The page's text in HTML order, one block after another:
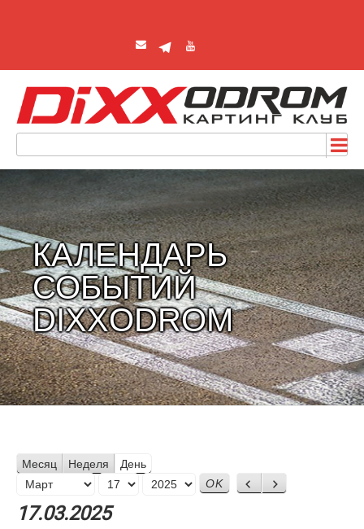
КАЛЕНДАРЬ
СОБЫТИЙ
DIXXODROM
Месяц Неделя День
Месяц
День
Год
Назад
Вперед
17.03.2025